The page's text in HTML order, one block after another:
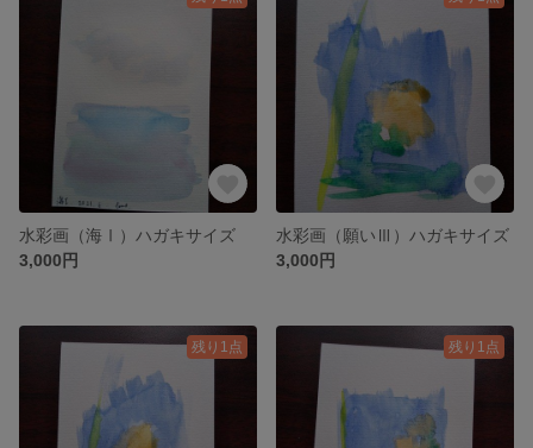
水彩画（海Ⅰ）ハガキサイズ
3,000円
水彩画（願いⅢ）ハガキサイズ
3,000円
残り1点 残り1点